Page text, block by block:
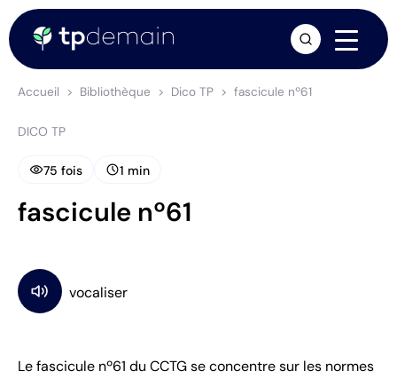
Accueil Bibliothèque Dico TP fascicule nº61
DICO TP
visibility75 fois schedule1 min
fascicule nº61
Le fascicule nº61 du CCTG se concentre sur les normes
arrow_forward